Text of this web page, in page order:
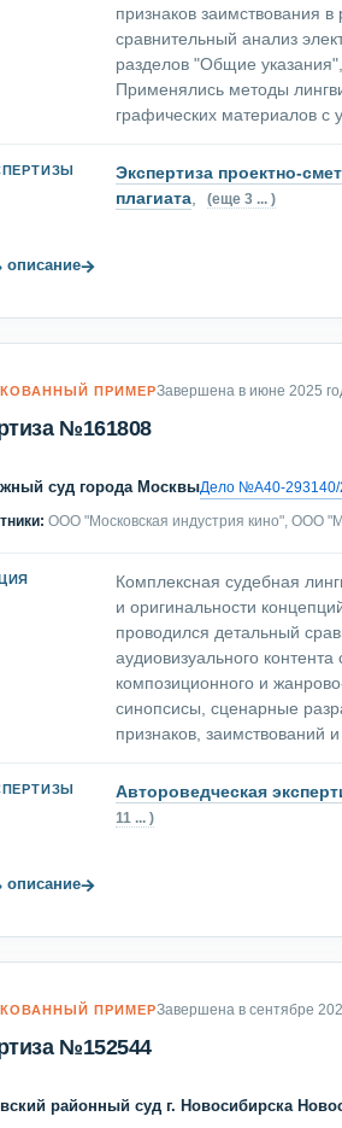
признаков заимствования
сравнительный анализ
разделов "Общие
Применялись методы
графических материалов с
Экспертиза проектно-
плагиата, (еще 3 ... )
описание→
ПРИМЕРЗавершена в июне 2025
№161808
суд города МосквыДело №А40-293140/
ООО "Московская индустрия кино", ООО
Комплексная судебная
и оригинальности
проводился детальный
аудиовизуального
композиционного и
синопсисы, сценарные
признаков, заимствований
Автороведческая
11 ... )
описание→
ПРИМЕРЗавершена в сентябре
№152544
районный суд г. Новосибирска